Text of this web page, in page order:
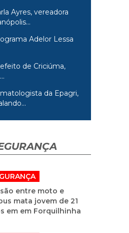
Ayres, vereadora
Adelor Lessa
de Criciúma,
da Epagri,
entre moto e
mata jovem de 21
em em Forquilhinha